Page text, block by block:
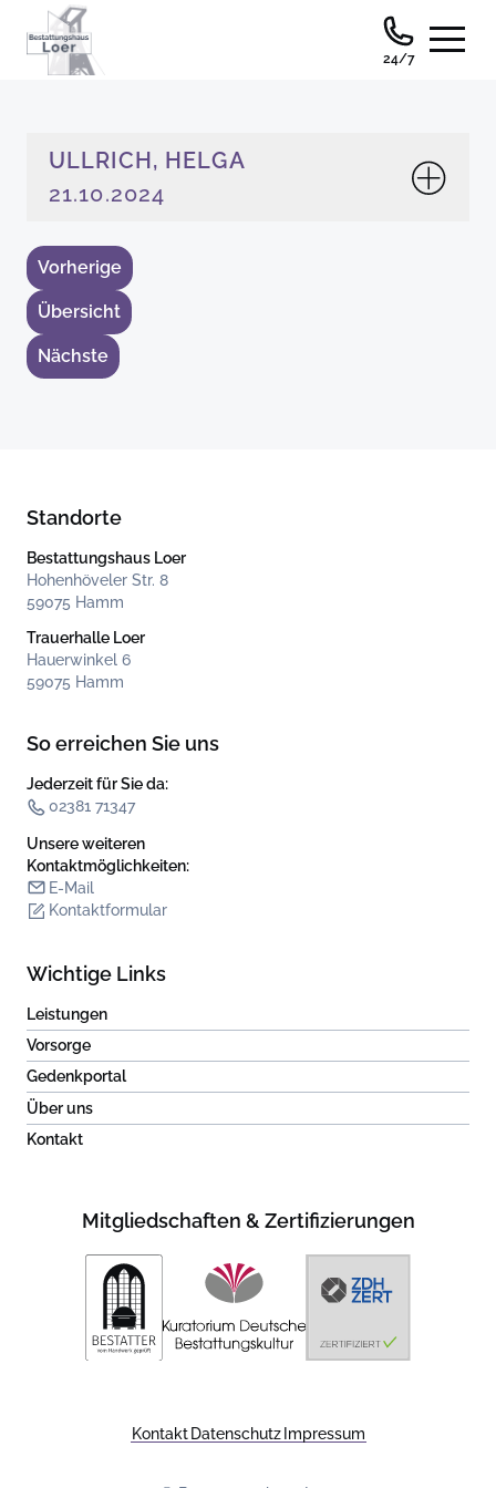
24/7
ULLRICH, HELGA
21.10.2024
Vorherige
Übersicht
Nächste
Standorte
Bestattungshaus Loer
Hohenhöveler Str. 8
59075 Hamm
Trauerhalle Loer
Hauerwinkel 6
59075 Hamm
So erreichen Sie uns
Jederzeit für Sie da:
02381 71347
Unsere weiteren
Kontakt­möglichkeiten:
E-Mail
Kontaktformular
Wichtige Links
Leistungen
Vorsorge
Gedenkportal
Über uns
Kontakt
Mitgliedschaften & Zertifizierungen
Kontakt Datenschutz Impressum